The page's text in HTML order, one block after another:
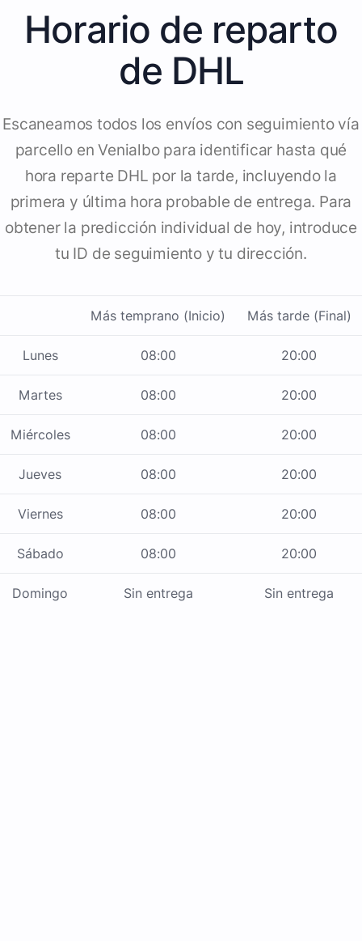
Horario de reparto
de DHL
Escaneamos todos los envíos con seguimiento vía
parcello en Venialbo para identificar hasta qué
hora reparte DHL por la tarde, incluyendo la
primera y última hora probable de entrega. Para
obtener la predicción individual de hoy, introduce
tu ID de seguimiento y tu dirección.
Más temprano (Inicio) Más tarde (Final)
Lunes 08:00 20:00
Martes 08:00 20:00
Miércoles 08:00 20:00
Jueves 08:00 20:00
Viernes 08:00 20:00
Sábado 08:00 20:00
Domingo Sin entrega Sin entrega